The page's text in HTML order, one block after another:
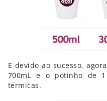
E devido ao sucesso,
700mL e o potinho de
térmicas.